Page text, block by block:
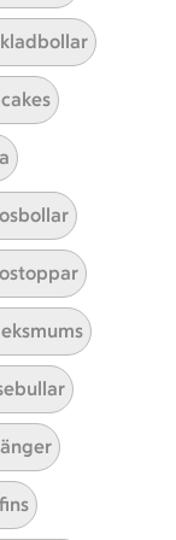
kommentarer
tillaga
har Medel svårighetsgrad